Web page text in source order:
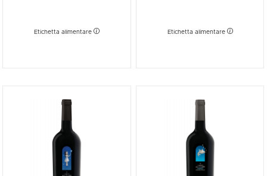
Etichetta alimentare Etichetta alimentare